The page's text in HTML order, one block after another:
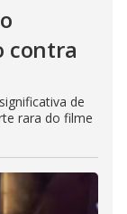
contra
de
rara do filme